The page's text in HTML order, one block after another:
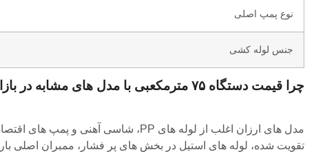
نوع پمپ اصلی
جنس لوله کشی
چرا قیمت دستگاه ۷۵ مترمکعبی با مدل ‌های مشابه در
مدل ‌های ارزان اغلب از لوله ‌های ، شاسی آهنی و پمپ ‌های
تقویت ‌شده، لوله ‌های استیل در بخش‌ های پر فشار، ممبران اصلی